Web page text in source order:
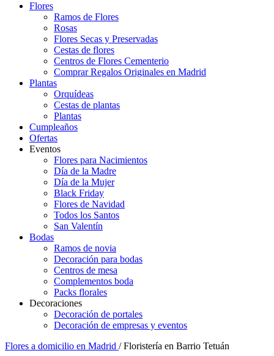
Flores
Ramos de Flores
Rosas
Flores Secas y Preservadas
Cestas de flores
Centros de Flores Cementerio
Comprar Regalos Originales en Madrid
Plantas
Orquídeas
Cestas de plantas
Plantas
Cumpleaños
Ofertas
Eventos
Flores para Nacimientos
Día de la Madre
Día de la Mujer
Black Friday
Flores de Navidad
Todos los Santos
San Valentín
Bodas
Ramos de novia
Decoración para bodas
Centros de mesa
Complementos boda
Packs florales
Decoraciones
Decoración de portales
Decoración de empresas y eventos
Flores a domicilio en Madrid / Floristería en Barrio Tetuán